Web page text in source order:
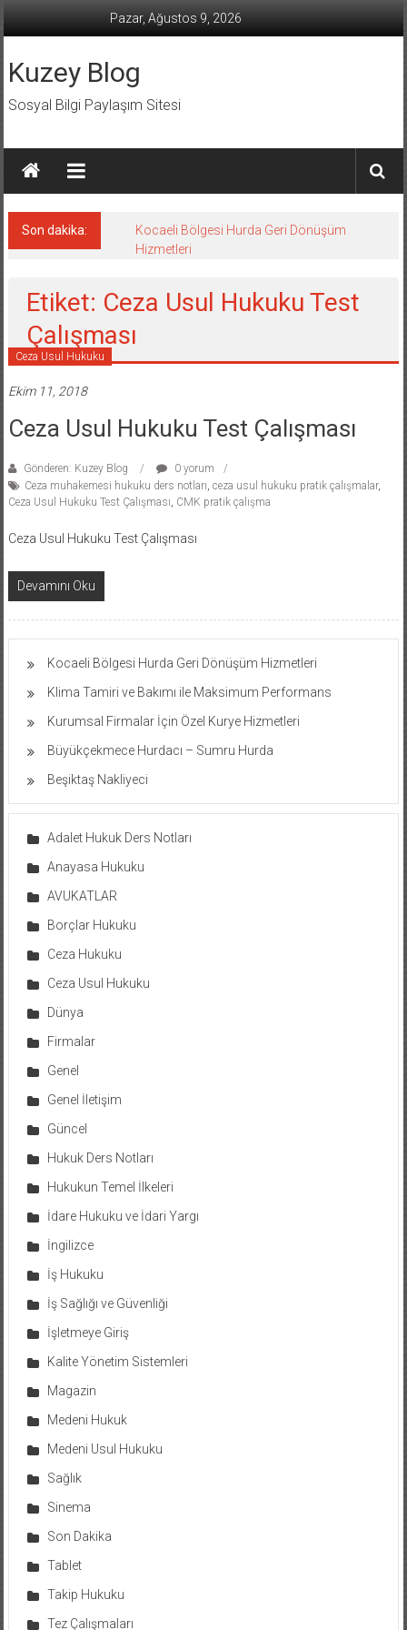
Pazar, Ağustos 9, 2026
Kuzey Blog
Sosyal Bilgi Paylaşım Sitesi
Son dakika:
Kocaeli Bölgesi Hurda Geri Dönüşüm
Hizmetleri
Etiket: Ceza Usul Hukuku Test
Çalışması
Ceza Usul Hukuku
Ekim 11, 2018
Ceza Usul Hukuku Test Çalışması
Gönderen: Kuzey Blog
0 yorum
Ceza muhakemesi hukuku ders notları, ceza usul hukuku pratik çalışmalar,
Ceza Usul Hukuku Test Çalışması, CMK pratik çalışma
Ceza Usul Hukuku Test Çalışması
Devamını Oku
Kocaeli Bölgesi Hurda Geri Dönüşüm Hizmetleri
Klima Tamiri ve Bakımı ile Maksimum Performans
Kurumsal Firmalar İçin Özel Kurye Hizmetleri
Büyükçekmece Hurdacı – Sumru Hurda
Beşiktaş Nakliyeci
Adalet Hukuk Ders Notları
Anayasa Hukuku
AVUKATLAR
Borçlar Hukuku
Ceza Hukuku
Ceza Usul Hukuku
Dünya
Firmalar
Genel
Genel İletişim
Güncel
Hukuk Ders Notları
Hukukun Temel İlkeleri
İdare Hukuku ve İdari Yargı
İngilizce
İş Hukuku
İş Sağlığı ve Güvenliği
İşletmeye Giriş
Kalite Yönetim Sistemleri
Magazin
Medeni Hukuk
Medeni Usul Hukuku
Sağlık
Sinema
Son Dakika
Tablet
Takip Hukuku
Tez Çalışmaları